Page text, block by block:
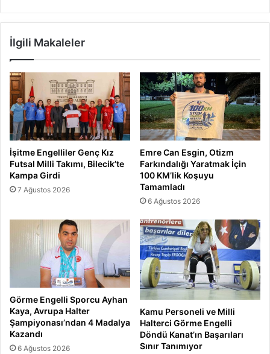
İlgili Makaleler
İşitme Engelliler Genç Kız
Futsal Milli Takımı, Bilecik’te
Kampa Girdi
7 Ağustos 2026
Emre Can Esgin, Otizm
Farkındalığı Yaratmak İçin
100 KM’lik Koşuyu
Tamamladı
6 Ağustos 2026
Görme Engelli Sporcu Ayhan
Kaya, Avrupa Halter
Şampiyonası’ndan 4 Madalya
Kazandı
6 Ağustos 2026
Kamu Personeli ve Milli
Halterci Görme Engelli
Döndü Kanat’ın Başarıları
Sınır Tanımıyor